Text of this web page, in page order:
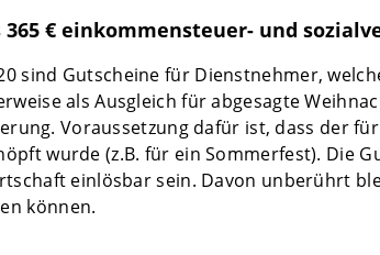
€ einkommensteuer- und
sind Gutscheine für Dienstnehmer,
als Ausgleich für abgesagte
Voraussetzung dafür ist, dass der
wurde (z.B. für ein Sommerfest). Die
einlösbar sein. Davon unberührt
können.